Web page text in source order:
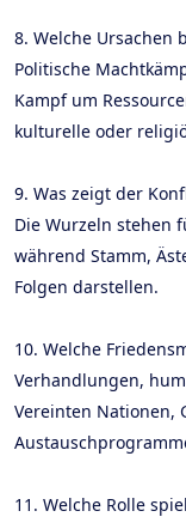
8. Welche Ursachen
Politische
Kampf um
kulturelle oder
9. Was zeigt der
Die Wurzeln stehen
während Stamm,
Folgen darstellen.
10. Welche
Verhandlungen,
Vereinten Nationen,
11. Welche Rolle